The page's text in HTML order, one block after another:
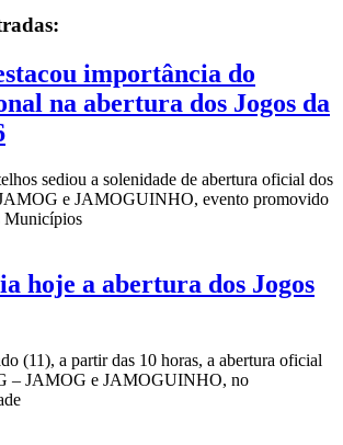
importância do
na abertura dos Jogos da
sediou a solenidade de abertura oficial dos
e JAMOGUINHO, evento promovido
Municípios
hoje a abertura dos Jogos
(11), a partir das 10 horas, a abertura oficial
– JAMOG e JAMOGUINHO, no